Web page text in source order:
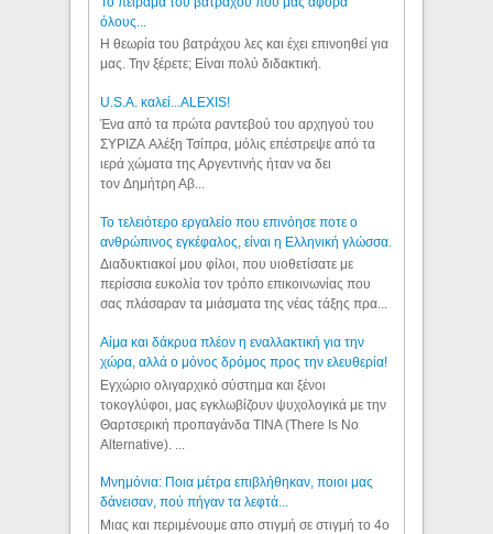
όλους...
Η θεωρία του βατράχου λες και έχει επινοηθεί για
μας. Την ξέρετε; Είναι πολύ διδακτική.
U.S.A. καλεί...ALEXIS!
Ένα από τα πρώτα ραντεβού του αρχηγού του
ΣΥΡΙΖΑ Αλέξη Τσίπρα, μόλις επέστρεψε από τα
ιερά χώματα της Αργεντινής ήταν να δει
τον Δημήτρη Αβ...
Το τελειότερο εργαλείο που επινόησε ποτε ο
ανθρώπινος εγκέφαλος, είναι η Ελληνική γλώσσα.
Διαδυκτιακοί μου φίλοι, που υιοθετίσατε με
περίσσια ευκολία τον τρόπο επικοινωνίας που
σας πλάσαραν τα μιάσματα της νέας τάξης πρα...
Αίμα και δάκρυα πλέον η εναλλακτική για την
χώρα, αλλά ο μόνος δρόμος προς την ελευθερία!
Εγχώριο ολιγαρχικό σύστημα και ξένοι
τοκογλύφοι, μας εγκλωβίζουν ψυχολογικά με την
Θαρτσερική προπαγάνδα TINA (There Is No
Alternative). ...
Μνημόνια: Ποια μέτρα επιβλήθηκαν, ποιοι μας
δάνεισαν, πού πήγαν τα λεφτά...
Μιας και περιμένουμε απο στιγμή σε στιγμή το 4ο